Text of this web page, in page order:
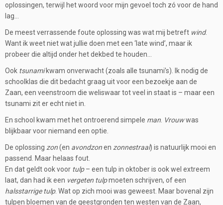
oplossingen, terwijl het woord voor mijn gevoel toch zó voor de hand
lag…
De meest verrassende foute oplossing was wat mij betreft wind.
Want ik weet niet wat jullie doen met een ‘late wind’, maar ik
probeer die altijd onder het dekbed te houden…
Ook tsunamikwam onverwacht (zoals alle tsunami’s). Ik nodig de
schoolklas die dit bedacht graag uit voor een bezoekje aan de
Zaan, een veenstroom die weliswaar tot veel in staat is – maar een
tsunami zit er echt niet in.
En school kwam met het ontroerend simpele man Vrouwwas
blijkbaar voor niemand een optie.
De oplossing zon(en avondzonen zonnestraal) is natuurlijk mooi en
passend. Maar helaas fout.
En dat geldt ook voor tulp– een tulp in oktober is ook wel extreem
laat, dan had ik een vergeten tulpmoeten schrijven, of een
halsstarrige tulp. Wat op zich mooi was geweest. Maar bovenal zijn
tulpen bloemen van de geestgronden ten westen van de Zaan,